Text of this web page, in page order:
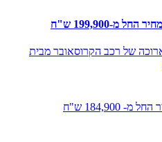
של רכב הקרוסאובר מבית